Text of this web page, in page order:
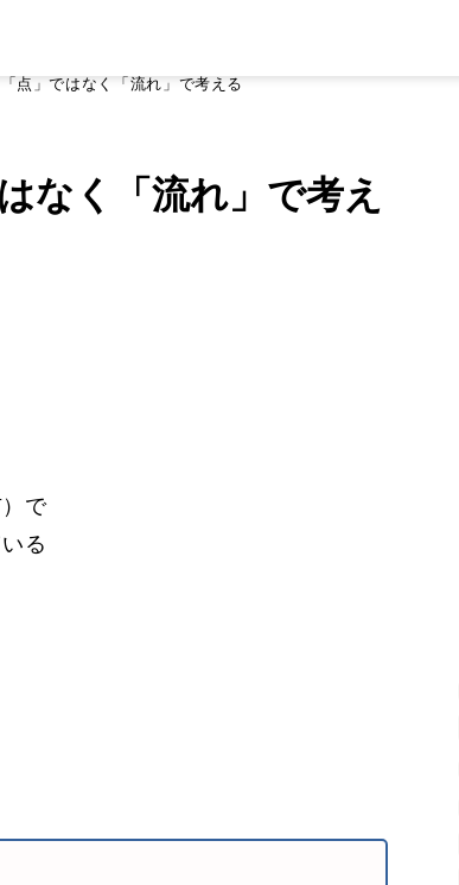
点」ではなく「流れ」で考える
なく「流れ」で考え
で
る